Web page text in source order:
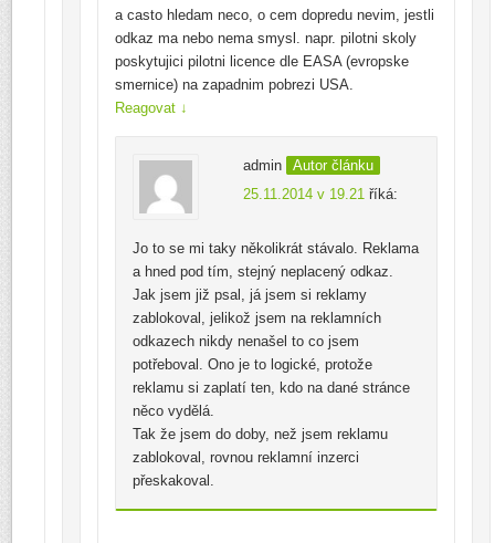
a casto hledam neco, o cem dopredu nevim, jestli
odkaz ma nebo nema smysl. napr. pilotni skoly
poskytujici pilotni licence dle EASA (evropske
smernice) na zapadnim pobrezi USA.
Reagovat ↓
admin
Autor článku
25.11.2014 v 19.21 říká:
Jo to se mi taky několikrát stávalo. Reklama
a hned pod tím, stejný neplacený odkaz.
Jak jsem již psal, já jsem si reklamy
zablokoval, jelikož jsem na reklamních
odkazech nikdy nenašel to co jsem
potřeboval. Ono je to logické, protože
reklamu si zaplatí ten, kdo na dané stránce
něco vydělá.
Tak že jsem do doby, než jsem reklamu
zablokoval, rovnou reklamní inzerci
přeskakoval.